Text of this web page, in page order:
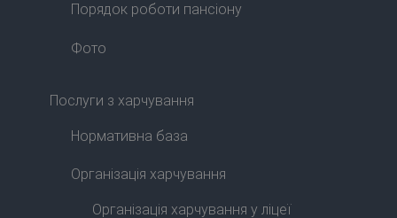
Порядок роботи пансіону
Фото
Послуги з харчування
Нормативна база
Організація харчування
Організація харчування у ліцеї